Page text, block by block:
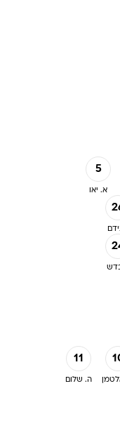
5
א. יאו
11
ה. שלום